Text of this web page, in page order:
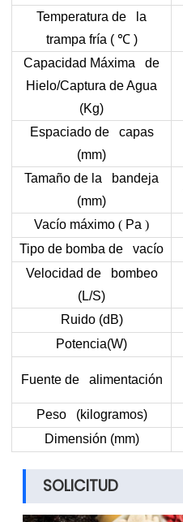
Temperatura de la
trampa fría ( ℃ )
Capacidad Máxima de
Hielo/Captura de Agua
(Kg)
Espaciado de capas
(mm)
Tamaño de la bandeja
(mm)
Vacío máximo ( Pa )
Tipo de bomba de vacío
Velocidad de bombeo
(L/S)
Ruido (dB)
Potencia(W)
Fuente de alimentación
Peso (kilogramos)
Dimensión (mm)
SOLICITUD